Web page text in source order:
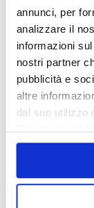
annunci, per
analizzare il
informazioni
nostri partner
pubblicità e
altre
dal suo utilizzo
Chiudendo il
solo i cookie
〉
Italia
〉